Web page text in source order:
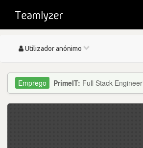
Toggle
Utilizador anónimo
PrimeIT: Full Stack Engineer